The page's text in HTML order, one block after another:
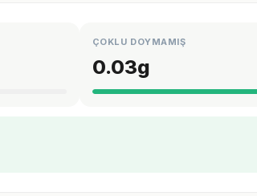
ÇOKLU DOYMAMIŞ
0.03g